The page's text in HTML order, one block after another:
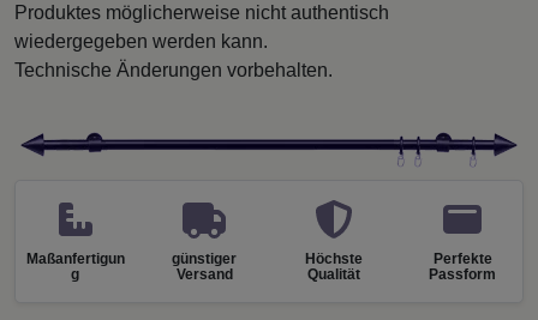
Produktes möglicherweise nicht authentisch
wiedergegeben werden kann.
Technische Änderungen vorbehalten.
Maßanfertigun
g
günstiger
Versand
Höchste
Qualität
Perfekte
Passform